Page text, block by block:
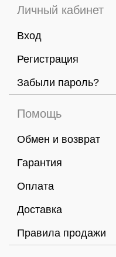
Личный кабинет
Вход
Регистрация
Забыли пароль?
Помощь
Обмен и возврат
Гарантия
Оплата
Доставка
Правила продажи